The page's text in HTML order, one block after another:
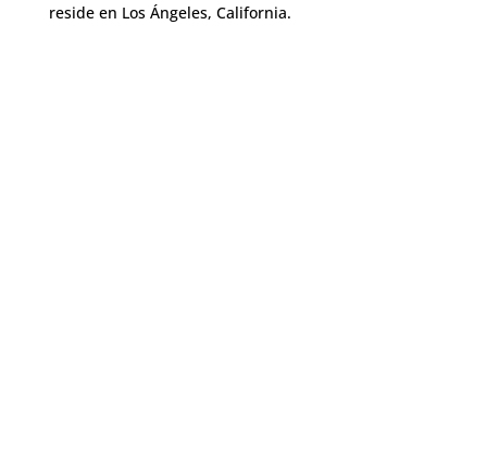
reside en Los Ángeles, California.